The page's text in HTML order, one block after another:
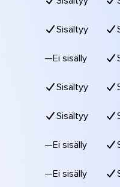
Sisältyy
—Ei sisälly
Sisältyy
Sisältyy
—Ei sisälly
—Ei sisälly